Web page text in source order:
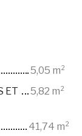
5,05 m²
ET
5,82 m²
41,74 m²